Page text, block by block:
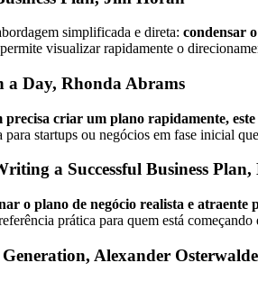
simplificada e direta: condensar
visualizar rapidamente o
a Day, Rhonda Abrams
criar um plano rapidamente,
para startups ou negócios em fase inicial
a Successful Business
o plano de negócio realista e atraente
prática para quem está
Generation, Alexander